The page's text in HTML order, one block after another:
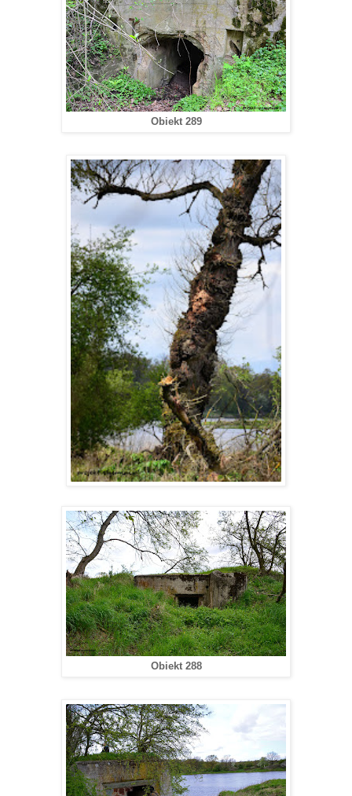
Obiekt 289
Obiekt 288